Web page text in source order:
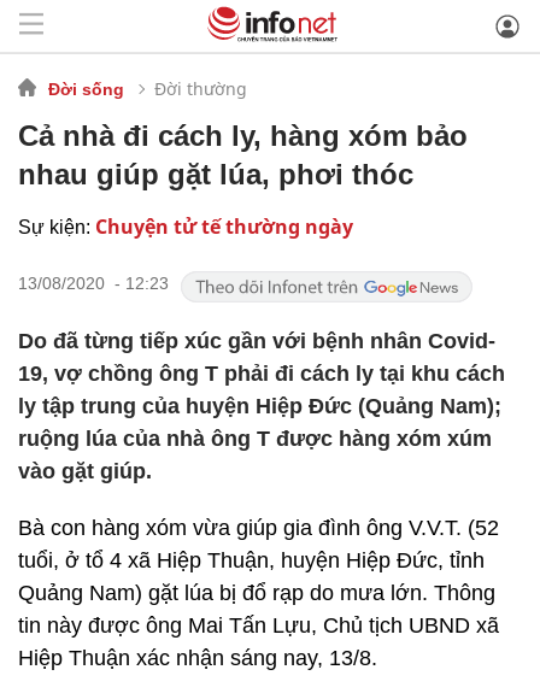
Đời sống Đời thường
Cả nhà đi cách ly, hàng xóm bảo
nhau giúp gặt lúa, phơi thóc
Sự kiện: Chuyện tử tế thường ngày
13/08/2020 - 12:23
Do đã từng tiếp xúc gần với bệnh nhân Covid-
19, vợ chồng ông T phải đi cách ly tại khu cách
ly tập trung của huyện Hiệp Đức (Quảng Nam);
ruộng lúa của nhà ông T được hàng xóm xúm
vào gặt giúp.
Bà con hàng xóm vừa giúp gia đình ông V.V.T. (52
tuổi, ở tổ 4 xã Hiệp Thuận, huyện Hiệp Đức, tỉnh
Quảng Nam) gặt lúa bị đổ rạp do mưa lớn. Thông
tin này được ông Mai Tấn Lựu, Chủ tịch UBND xã
Hiệp Thuận xác nhận sáng nay, 13/8.